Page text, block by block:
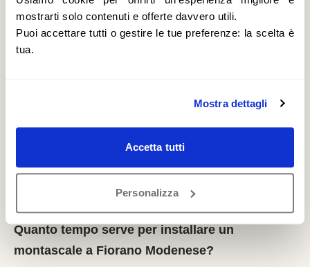
mostrarti solo contenuti e offerte davvero utili.
Puoi accettare tutti o gestire le tue preferenze: la scelta è
tua.
Mostra dettagli
Accetta tutti
Personalizza
Legge 13/89 + Fondo regionale Vita Indipendente.
Domanda al Comune entro il 1° marzo di ogni
anno. La Regione affianca al contributo statale
sulla prima casa di residenza e la domanda va
presentata sempre prima dell'inizio dei lavori.
Possono fare domanda i residenti a Fiorano
Modenese con limitazioni motorie documentate,
proprietari o affittuari dell'immobile.
Quanto tempo serve per installare un
montascale a Fiorano Modenese?